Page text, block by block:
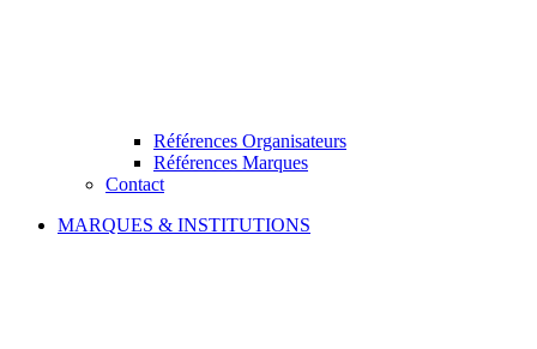
Références Organisateurs
Références Marques
Contact
MARQUES & INSTITUTIONS